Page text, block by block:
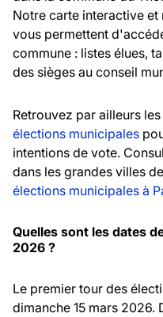
Notre carte interactive
vous permettent
commune : listes élues,
des sièges au conseil
Retrouvez par ailleurs
élections municipales
intentions de vote.
dans les grandes villes
élections municipales à
Quelles sont les dates
2026 ?
Le premier tour des
dimanche 15 mars 2026.